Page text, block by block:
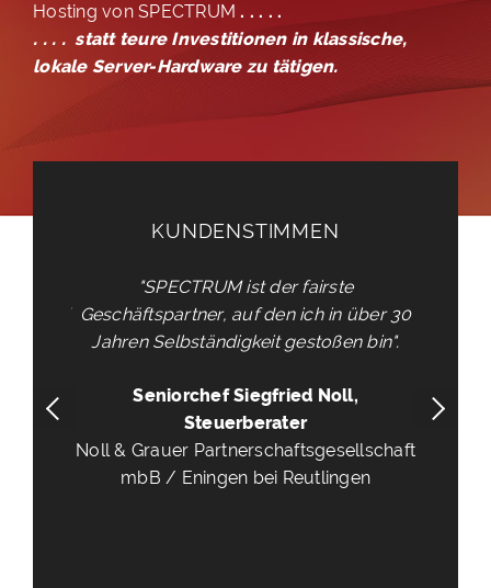
Hosting von SPECTRUM. . . . .
. . . . statt teure Investitionen in klassische,
lokale Server-Hardware zu tätigen.
KUNDENSTIMMEN
"SPECTRUM ist der fairste
auf den ich in über 30
Selbständigkeit gestoßen bin".
Seniorchef Siegfried Noll,
Steuerberater
Partnerschaftsgesellschaft
/ Eningen bei Reutlingen
„Bei SPECTRUM
gut, dass SPECTRUM
freierKANZLEI-
keinen IT-Partner
Dipl.